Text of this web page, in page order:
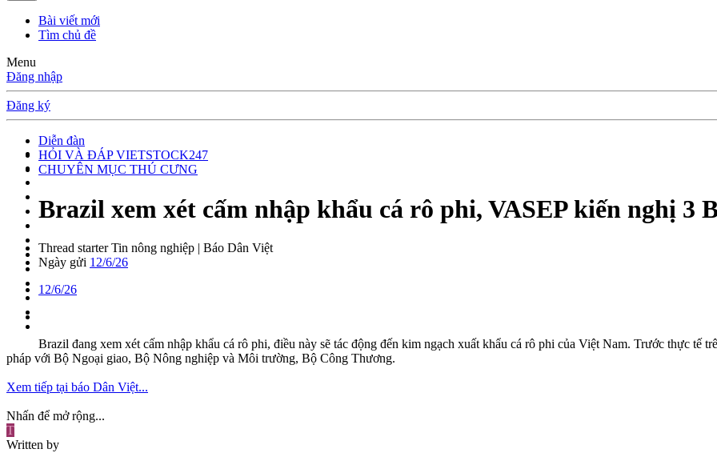
Bài viết mới
Tìm chủ đề
Menu
Đăng nhập
Đăng ký
Diễn đàn
HỎI VÀ ĐÁP VIETSTOCK247
CHUYÊN MỤC THÚ CƯNG
Brazil xem xét cấm nhập khẩu cá rô phi, VASEP kiến nghị 3
Thread starter Tin nông nghiệp | Báo Dân Việt
Ngày gửi 12/6/26
12/6/26
Brazil đang xem xét cấm nhập khẩu cá rô phi, điều này sẽ tác động đến kim ngạch xuất khẩu cá rô phi của Việt Nam. Trước thực tế
pháp với Bộ Ngoại giao, Bộ Nông nghiệp và Môi trường, Bộ Công Thương.
Xem tiếp tại báo Dân Việt...
Nhấn để mở rộng...
T
Written by